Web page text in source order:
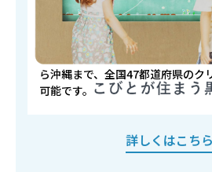
対象エリア
利用地域による機能の制限等はあ
ら沖縄まで、全国47都道府県のク
可能です。
詳しくはこちら